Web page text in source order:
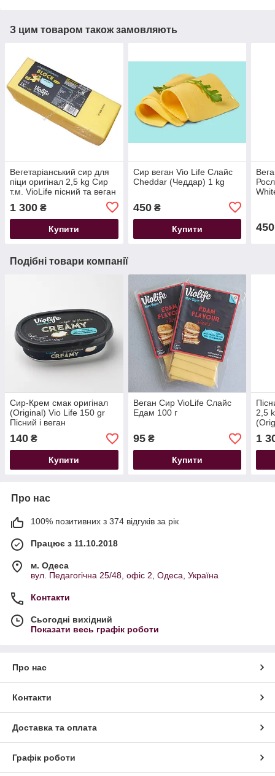
З цим товаром також замовляють
Вегетаріанський сир для
піци оригінал 2,5 kg Сир
т.м. VioLife пісний та веган
1 300 ₴
Купити
Сир веган Vio Life Слайс
Cheddar (Чеддар) 1 kg
450₴
Купити 450
Подібні товари компанії
Сир-Крем смак оригінал
(Original) Vio Life 150 gr
Пісний і веган
140 ₴
Купити
Веган Сир VioLife Слайс
Едам 100 г
95₴
Купити
2,5
1
Про нас
100% позитивних з 374 відгуків за рік
Працює з 11.10.2018
м. Одеса
вул. Педагогічна 25/48, офіс 2, Одеса, Україна
Контакти
Сьогодні вихідний
Показати весь графік роботи
Про нас
Контакти
Доставка та оплата
Графік роботи